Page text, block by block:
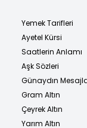
Yemek Tarifleri
Ayetel Kürsi
Saatlerin Anlamı
Aşk Sözleri
Günaydın
Gram Altın
Çeyrek Altın
Yarım Altın